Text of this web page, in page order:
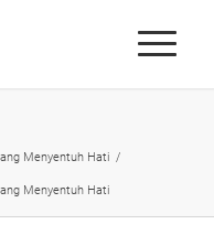
Menyentuh Hati /
Menyentuh Hati